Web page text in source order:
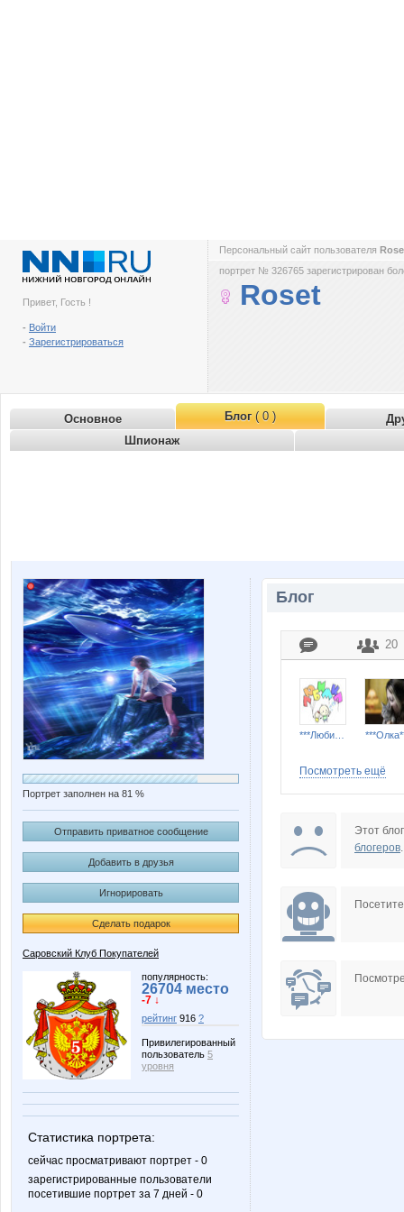
Привет, Гость !
- Войти
- Зарегистрироваться
Персональный сайт пользователя
портрет № 326765 зарегистрирован
Roset
Основное Блог( 0 )
Шпионаж
Портрет заполнен на 81 %
Отправить приватное сообщение
Добавить в друзья
Игнорировать
Сделать подарок
Саровский Клуб Покупателей
популярность:
26704 место
-7 ↓
рейтинг 916 ?
Привилегированный
пользователь 5
уровня
Статистика портрета:
сейчас просматривают портрет - 0
зарегистрированные пользователи
посетившие портрет за 7 дней - 0
Блог
20
Ina2011
Marssel Merried
Посмотреть ещё
Этот
блогеров.